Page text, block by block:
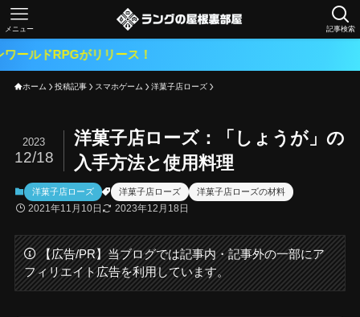
記事検索
メニュー
ホーム 投稿記事 スマホゲーム 洋菓子店ローズ
洋菓子店ローズ：「しょうが」の
入手方法と使用料理
2023
12/18
洋菓子店ローズ 洋菓子店ローズ 洋菓子店ローズの材料
2021年11月10日 2023年12月18日
【広告/PR】当ブログでは記事内・記事外の一部にア
フィリエイト広告を利用しています。